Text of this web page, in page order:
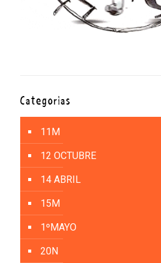
Categorías
11M
12 OCTUBRE
14 ABRIL
15M
1ºMAYO
20N